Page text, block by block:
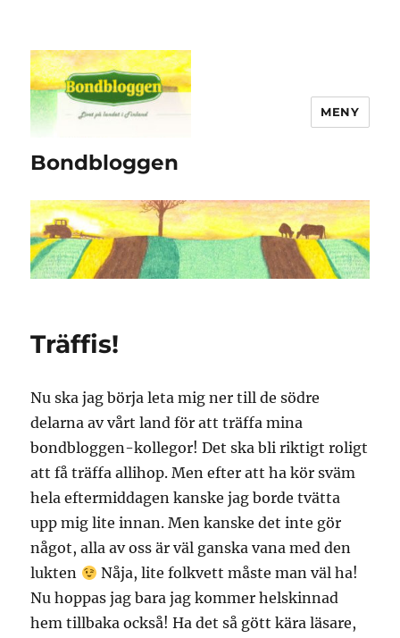
Bondbloggen
MENY
Träffis!
Nu ska jag börja leta mig ner till de södre
delarna av vårt land för att träffa mina
bondbloggen-kollegor! Det ska bli riktigt roligt
att få träffa allihop. Men efter att ha kör sväm
hela eftermiddagen kanske jag borde tvätta
upp mig lite innan. Men kanske det inte gör
något, alla av oss är väl ganska vana med den
lukten
Nåja, lite folkvett måste man väl ha!
Nu hoppas jag bara jag kommer helskinnad
hem tillbaka också! Ha det så gött kära läsare,